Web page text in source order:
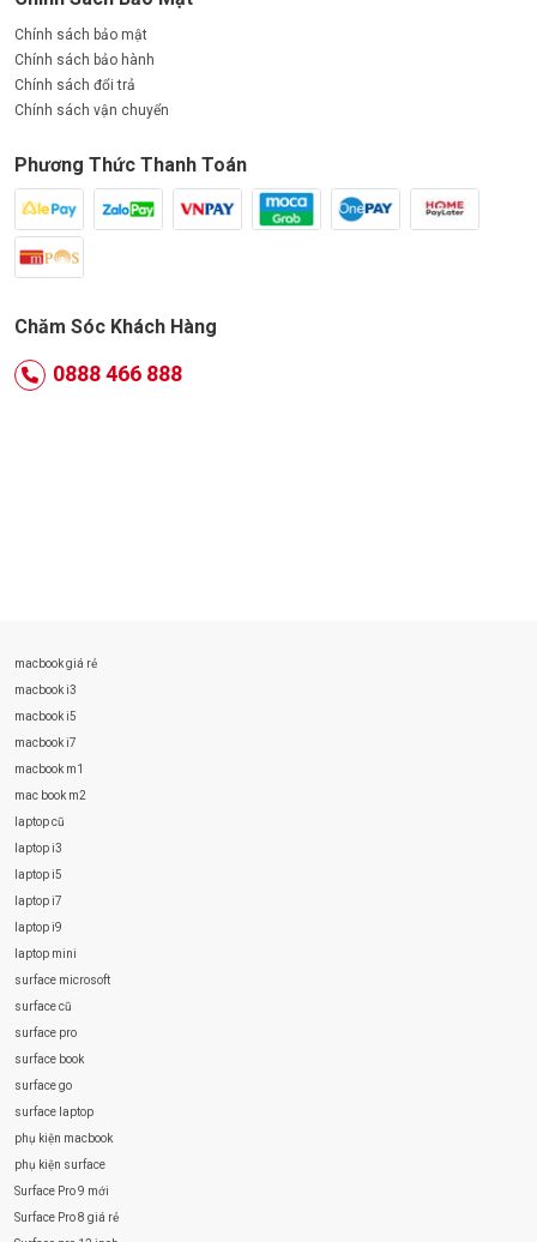
Chính sách bảo mật
Chính sách bảo hành
Chính sách đổi trả
Chính sách vận chuyển
Phương Thức Thanh Toán
Chăm Sóc Khách Hàng
0888 466 888
macbook giá rẻ
macbook i3
macbook i5
macbook i7
macbook m1
mac book m2
laptop cũ
laptop i3
laptop i5
laptop i7
laptop i9
laptop mini
surface microsoft
surface cũ
surface pro
surface book
surface go
surface laptop
phụ kiện macbook
phụ kiện surface
Surface Pro 9 mới
Surface Pro 8 giá rẻ